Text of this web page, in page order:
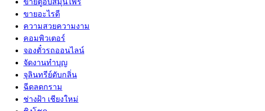
ขายตู้อบสมุนไพร
ขายอะไรดี
ความสวยความงาม
คอมพิวเตอร์
จองตั๋วรถออนไลน์
จัดงานทำบุญ
จุลินทรีย์ดับกลิ่น
ฉีดลดกราม
ช่างฝ้า เชียงใหม่